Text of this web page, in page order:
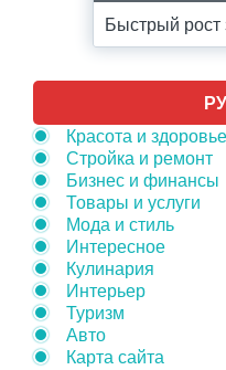
Быстрый рост
Красота и здоровье
Стройка и ремонт
Бизнес и финансы
Товары и услуги
Мода и стиль
Интересное
Кулинария
Интерьер
Туризм
Авто
Карта сайта